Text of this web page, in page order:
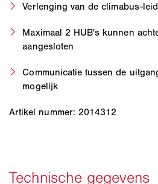
Verlenging van de climabus-
Maximaal 2 HUB's kunnen
aangesloten
Communicatie tussen de
mogelijk
Artikel nummer: 2014312